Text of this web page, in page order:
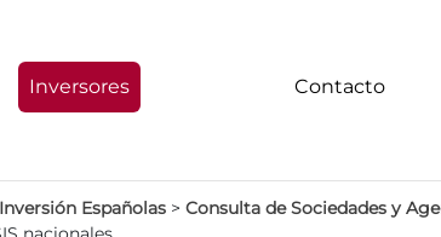
Inversores Contacto
Españolas > Consulta de Sociedades y